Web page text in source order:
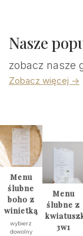
Nasze
zobacz nasze
Zobacz więcej ->
Menu
ślubne
boho z
winietką
wybierz
dowolny
Menu
ślubne z
3w1